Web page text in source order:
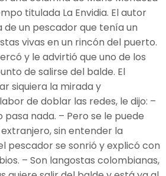
titulada La Envidia. El autor
un pescador que tenía un
vivas en un rincón del puerto.
y le advirtió que uno de los
de salirse del balde. El
siquiera la mirada y
de doblar las redes, le dijo: –
nada. – Pero se le puede
sin entender la
pescador se sonrió y explicó con
– Son langostas colombianas,